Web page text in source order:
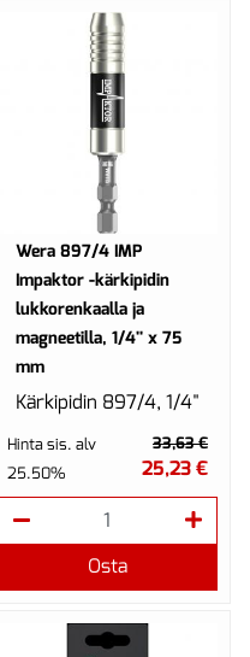
Wera 897/4 IMP
Impaktor -kärkipidin
lukkorenkaalla ja
magneetilla, 1/4'' x 75
mm
Kärkipidin 897/4, 1/4"
x 75 mm IMP.
Ruostumattomasta
valmistettu
Impaktor-kärkipidin
lukkorenkaalla ja
Hinta sis. alv
25.50%
33,63 €
25,23 €
Osta